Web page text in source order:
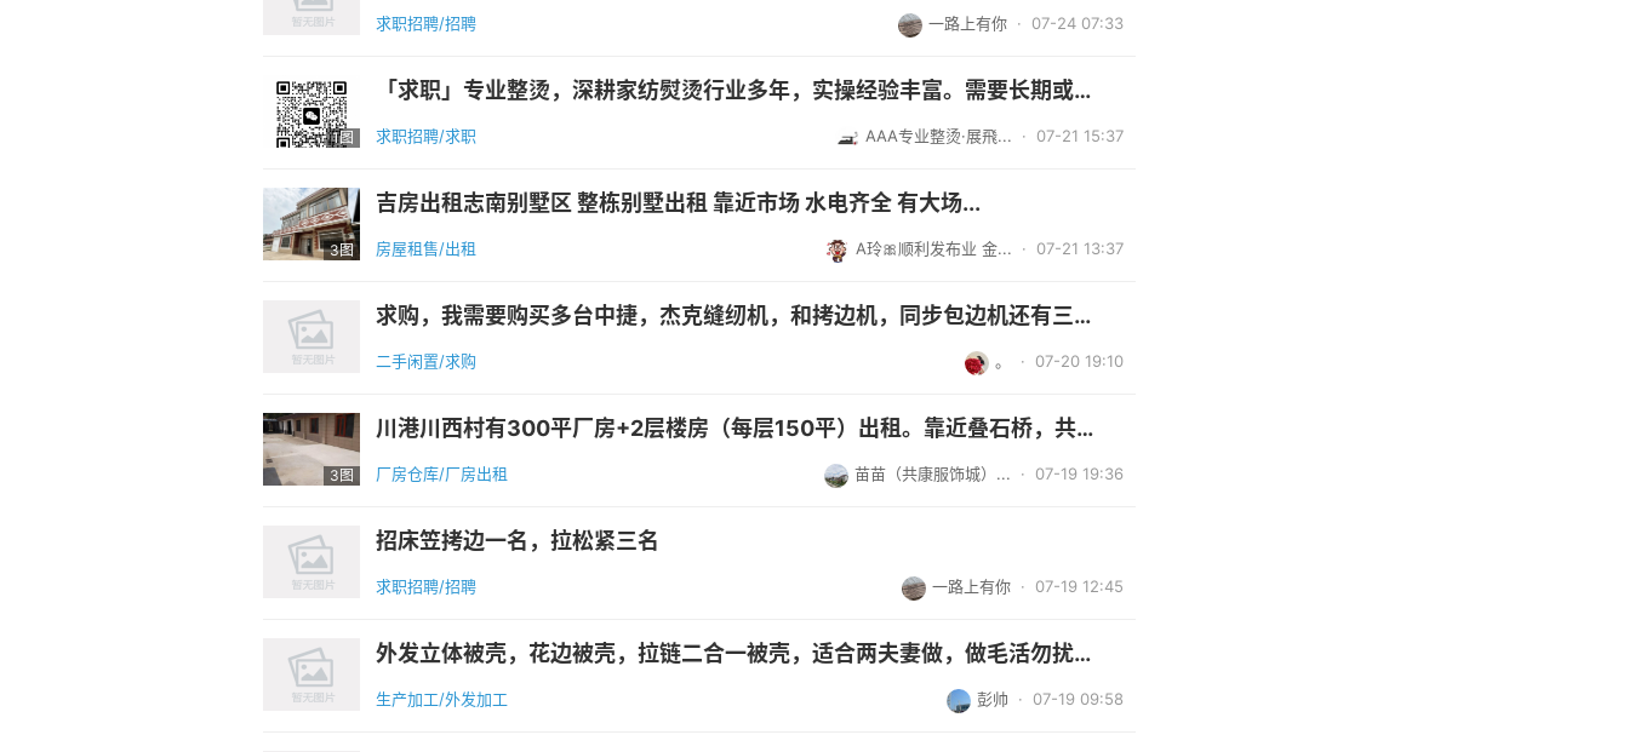
求职招聘/招聘 一路上有你 · 07-24 07:33
1图
「求职」专业整烫，深耕家纺熨烫行业多年，实操经验丰富。需要长期或临时大...
求职招聘/求职 AAA专业整烫·展飛... · 07-21 15:37
3图
吉房出租志南别墅区 整栋别墅出租 靠近市场 水电齐全 有大场...
房屋租售/出租 A玲🎀顺利发布业 金... · 07-21 13:37
求购，我需要购买多台中捷，杰克缝纫机，和拷边机，同步包边机还有三轮车一...
二手闲置/求购 。 · 07-20 19:10
3图
川港川西村有300平厂房+2层楼房（每层150平）出租。靠近叠石桥，共计300+15...
厂房仓库/厂房出租 苗苗（共康服饰城）... · 07-19 19:36
招床笠拷边一名，拉松紧三名
求职招聘/招聘 一路上有你 · 07-19 12:45
外发立体被壳，花边被壳，拉链二合一被壳，适合两夫妻做，做毛活勿扰。1590...
生产加工/外发加工 彭帅 · 07-19 09:58